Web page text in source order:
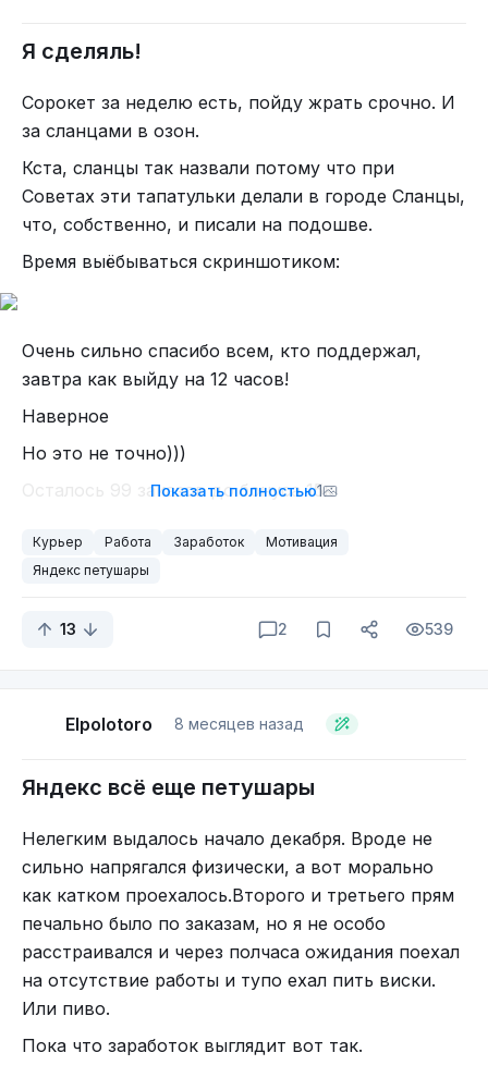
Я сделяль!
Сорокет за неделю есть, пойду жрать срочно. И
за сланцами в озон.
Кста, сланцы так назвали потому что при
Советах эти тапатульки делали в городе Сланцы,
что, собственно, и писали на подошве.
Время выёбываться скриншотиком:
Очень сильно спасибо всем, кто поддержал,
завтра как выйду на 12 часов!
Наверное
Но это не точно)))
Осталось 99 заказов до бонуса 15к
Показать полностью1
Курьер Работа Заработок
Мотивация
Яндекс петушары
13 2 539
Elpolotoro 8 месяцев назад
Яндекс всё еще петушары
Нелегким выдалось начало декабря. Вроде не
сильно напрягался физически, а вот морально
как катком проехалось.Второго и третьего прям
печально было по заказам, но я не особо
расстраивался и через полчаса ожидания поехал
на отсутствие работы и тупо ехал пить виски.
Или пиво.
Пока что заработок выглядит вот так.